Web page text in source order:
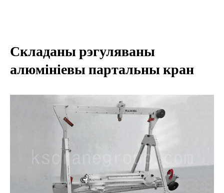
Складаны рэгуляваны
алюмініевы партальны кран